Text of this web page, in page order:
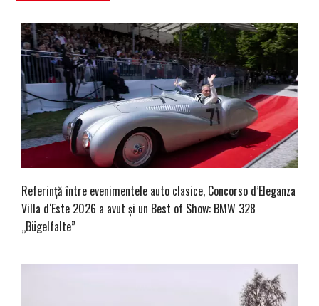
Referință între evenimentele auto clasice, Concorso d’Eleganza
Villa d‘Este 2026 a avut și un Best of Show: BMW 328
„Bügelfalte”